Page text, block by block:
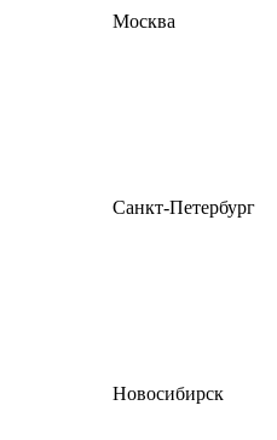
Москва
Санкт-Петербург
Новосибирск